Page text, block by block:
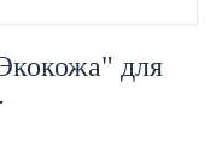
для